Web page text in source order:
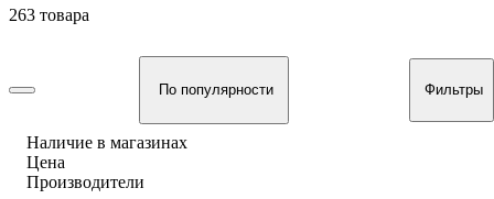
263 товара
По популярности Фильтры
Наличие в магазинах
Цена
Производители